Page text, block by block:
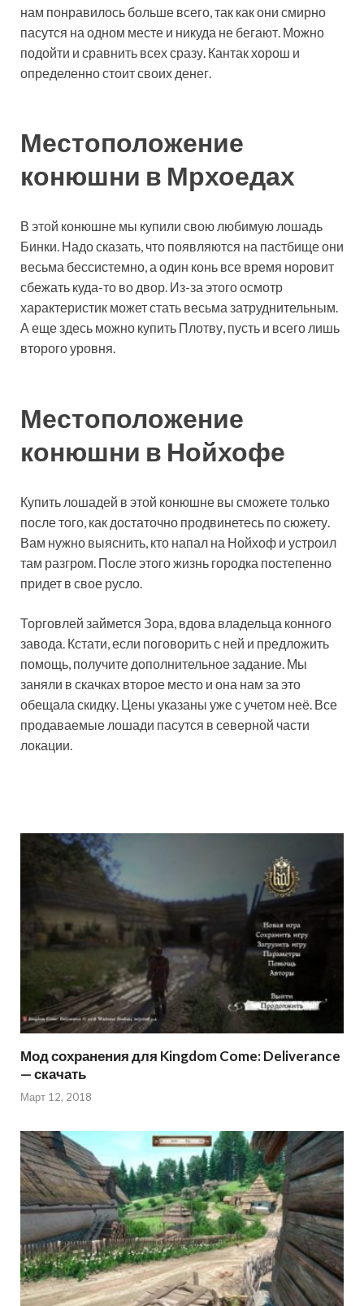
нам понравилось больше всего, так как они смирно
пасутся на одном месте и никуда не бегают. Можно
подойти и сравнить всех сразу. Кантак хорош и
определенно стоит своих денег.
Местоположение
конюшни в Мрхоедах
В этой конюшне мы купили свою любимую лошадь
Бинки. Надо сказать, что появляются на пастбище они
весьма бессистемно, а один конь все время норовит
сбежать куда-то во двор. Из-за этого осмотр
характеристик может стать весьма затруднительным.
А еще здесь можно купить Плотву, пусть и всего лишь
второго уровня.
Местоположение
конюшни в Нойхофе
Купить лошадей в этой конюшне вы сможете только
после того, как достаточно продвинетесь по сюжету.
Вам нужно выяснить, кто напал на Нойхоф и устроил
там разгром. После этого жизнь городка постепенно
придет в свое русло.
Торговлей займется Зора, вдова владельца конного
завода. Кстати, если поговорить с ней и предложить
помощь, получите дополнительное задание. Мы
заняли в скачках второе место и она нам за это
обещала скидку. Цены указаны уже с учетом неё. Все
продаваемые лошади пасутся в северной части
локации.
Мод сохранения для Kingdom Come: Deliverance
— скачать
Март 12, 2018